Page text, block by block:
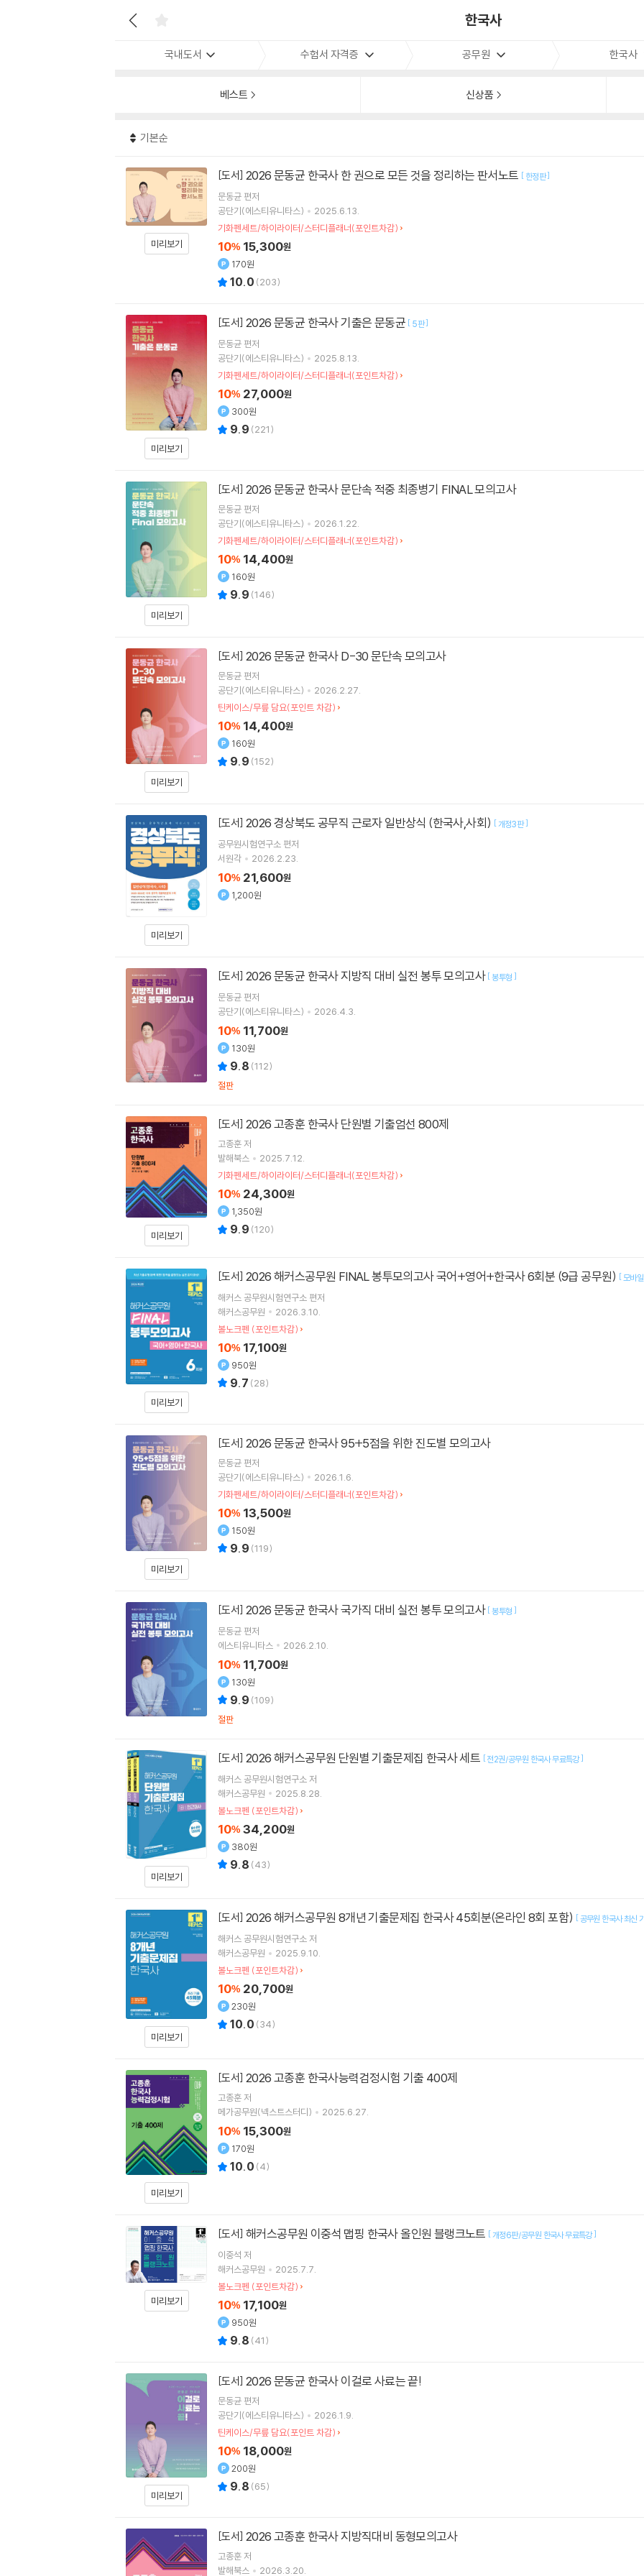
한국사
국내도서 수험서 자격증 공무원 한국사
베스트 신상품
기본순
미리보기
[도서] 2026 문동균 한국사 한 권으로 모든 것을 정리하는 판서노트 [ 한정판]
문동균 편저
공단기(에스티유니타스)
2025.6.13.
기화펜세트/하이라이터/스터디플래너(포인트차감)
10% 15,300원
170원
10.0 (203)
미리보기
[도서] 2026 문동균 한국사 기출은 문동균 [ 5판]
문동균 편저
공단기(에스티유니타스)
2025.8.13.
기화펜세트/하이라이터/스터디플래너(포인트차감)
10% 27,000원
300원
9.9 (221)
미리보기
[도서] 2026 문동균 한국사 문단속 적중 최종병기 FINAL 모의고사
문동균 편저
공단기(에스티유니타스)
2026.1.22.
기화펜세트/하이라이터/스터디플래너(포인트차감)
10% 14,400원
160원
9.9 (146)
미리보기
[도서] 2026 문동균 한국사 D-30 문단속 모의고사
문동균 편저
공단기(에스티유니타스)
2026.2.27.
틴케이스/무릎 담요(포인트 차감)
10% 14,400원
160원
9.9 (152)
미리보기
[도서] 2026 경상북도 공무직 근로자 일반상식 (한국사,사회) [개정3판]
공무원시험연구소 편저
서원각
2026.2.23.
10% 21,600원
1,200원
[도서] 2026 문동균 한국사 지방직 대비 실전 봉투 모의고사 [봉투형 ]
문동균 편저
공단기(에스티유니타스)
2026.4.3.
10% 11,700원
130원
9.8 (112)
절판
미리보기
[도서] 2026 고종훈 한국사 단원별 기출엄선 800제
고종훈저
발해북스
2025.7.12.
기화펜세트/하이라이터/스터디플래너(포인트차감)
10% 24,300원
1,350원
9.9 (120)
미리보기
[도서] 2026 해커스공무원 FINAL 봉투모의고사 국어+영어+한국사 6회분 (9급 공무원) [ 모바
해커스 공무원시험연구소 편저
해커스공무원
2026.3.10.
볼노크펜 (포인트차감)
10% 17,100원
950원
9.7 (28)
미리보기
[도서] 2026 문동균 한국사 95+5점을 위한 진도별 모의고사
문동균 편저
공단기(에스티유니타스)
2026.1.6.
기화펜세트/하이라이터/스터디플래너(포인트차감)
10% 13,500원
150원
9.9 (119)
[도서] 2026 문동균 한국사 국가직 대비 실전 봉투 모의고사 [봉투형 ]
문동균 편저
에스티유니타스
2026.2.10.
10% 11,700원
130원
9.9 (109)
절판
미리보기
[도서] 2026 해커스공무원 단원별 기출문제집 한국사 세트 [전2권/공무원 한국사 무료특강]
해커스 공무원시험연구소 저
해커스공무원
2025.8.28.
볼노크펜 (포인트차감)
10% 34,200원
380원
9.8 (43)
미리보기
[도서] 2026 해커스공무원 8개년 기출문제집 한국사 45회분(온라인 8회 포함) [공무원 한국사 최신
해커스 공무원시험연구소저
해커스공무원
2025.9.10.
볼노크펜 (포인트차감)
10% 20,700원
230원
10.0 (34)
미리보기
[도서] 2026 고종훈 한국사능력검정시험 기출 400제
고종훈저
메가공무원(넥스트스터디)
2025.6.27.
10% 15,300원
170원
10.0 (4)
미리보기
[도서] 해커스공무원 이중석 맵핑 한국사 올인원 블랭크노트 [개정6판/공무원 한국사 무료특강]
이중석 저
해커스공무원
2025.7.7.
볼노크펜 (포인트차감)
10% 17,100원
950원
9.8 (41)
미리보기
[도서] 2026 문동균 한국사 이걸로 사료는 끝!
문동균 편저
공단기(에스티유니타스)
2026.1.9.
틴케이스/무릎 담요(포인트 차감)
10% 18,000원
200원
9.8 (65)
[도서] 2026 고종훈 한국사 지방직대비 동형모의고사
고종훈저
발해북스
2026.3.20.